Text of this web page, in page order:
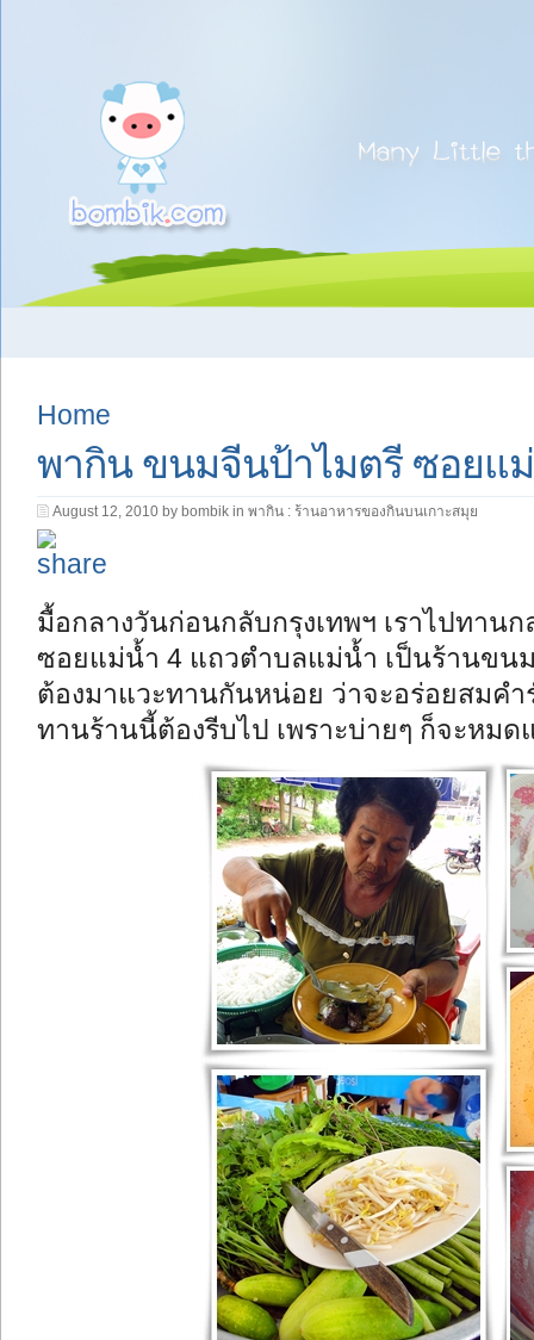
Home
พากิน ขนมจีนป้าไมตรี ซอยแ
August 12, 2010 by bombik in พากิน : ร้านอาหารของกินบนเกาะสมุย
มื้อกลางวันก่อนกลับกรุงเทพฯ เราไปทา
ซอยแม่น้ำ 4 แถวตำบลแม่น้ำ เป็นร้านขน
ต้องมาแวะทานกันหน่อย ว่าจะอร่อยสมค
ทานร้านนี้ต้องรีบไป เพราะบ่ายๆ ก็จะหมด